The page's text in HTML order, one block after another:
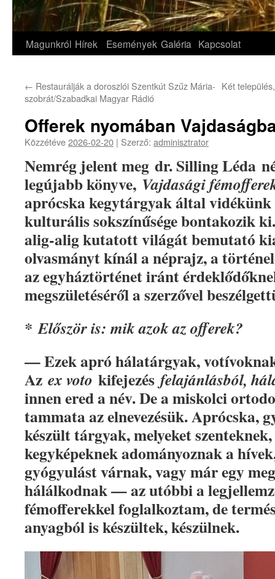
Magunkról Hírek Események Galéria Kapcsolat
← Restaurálják a doroszlói Szentkút Szűz Mária-
szobrát/Szabadkai Magyar Rádió
Két
Offerek nyomában
Közzétéve2026-02-20 | Szerző: adminisztrator
Nemrég jelent meg dr. Silling Léda
legújabb könyve, Vajdasági
aprócska kegytárgyak által
kulturális sokszínűsége bontakozik
alig-alig kutatott világát bemutató
olvasmányt kínál a néprajz, a
az egyháztörténet iránt
megszületéséről a szerzővel
* Először is: mik azok az offerek?
— Ezek apró hálatárgyak,
Az ex voto kifejezés felajánlásból,
innen ered a név. De a miskolci
tammata az elnevezésük. Aprócska,
készült tárgyak, melyeket
kegyképeknek adományoznak a
gyógyulást várnak, vagy már egy
hálálkodnak — az utóbbi a
fémofferekkel foglalkoztam, de
anyagból is készültek, készülnek.